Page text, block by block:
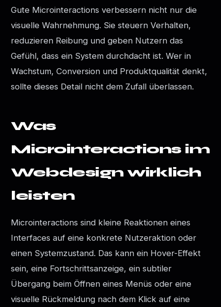
Gute Microinteractions verbessern nicht nur die
visuelle Wahrnehmung. Sie steuern Verhalten,
reduzieren Reibung und geben Nutzern das
Gefühl, dass ein System durchdacht ist. Wer in
Wachstum, Conversion und Produktqualität denkt,
sollte dieses Detail nicht dem Zufall überlassen.
Was
Microinteractions im
Webdesign wirklich
leisten
Microinteractions sind kleine Reaktionen eines
Interfaces auf eine konkrete Nutzeraktion oder
einen Systemzustand. Das kann ein Hover-Effekt
sein, eine Fortschrittsanzeige, ein subtiler
Übergang beim Öffnen eines Menüs oder eine
visuelle Rückmeldung nach dem Klick auf eine